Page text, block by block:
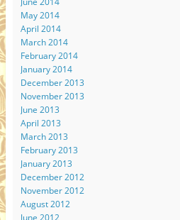
May 2014
April 2014
March 2014
February 2014
January 2014
December 2013
November 2013
June 2013
April 2013
March 2013
February 2013
January 2013
December 2012
November 2012
August 2012